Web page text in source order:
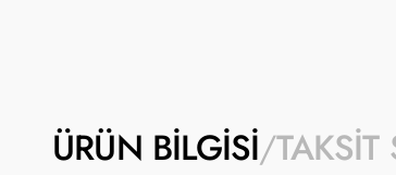
ÜRÜN BILGISI TAKSIT